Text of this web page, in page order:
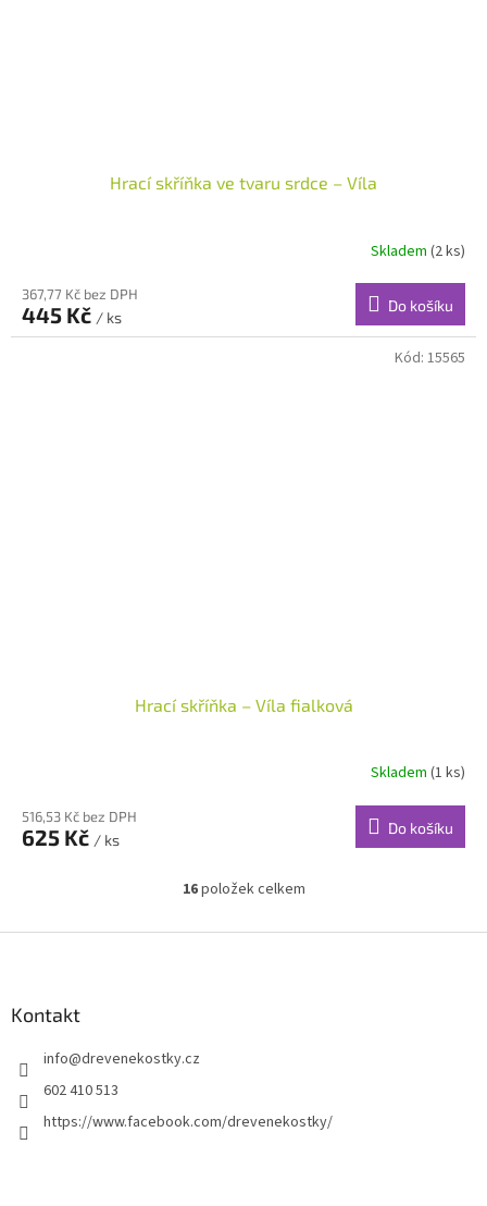
Hrací skříňka ve tvaru srdce – Víla
Skladem (2 ks)
367,77 Kč bez DPH
445 Kč / ks
Do košíku
Hrací skříňka – Víla fialková
Skladem (1 ks)
516,53 Kč bez DPH
625 Kč / ks
Do košíku
Kód: 15565
O
l
k
16položek celkem
Kontakt
info@drevenekostky.cz
602 410 513
https://www.facebook.com/drevenekostky/